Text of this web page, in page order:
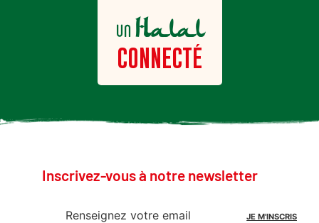
unHalal
CONNECTÉ
Inscrivez-vous à notre newsletter